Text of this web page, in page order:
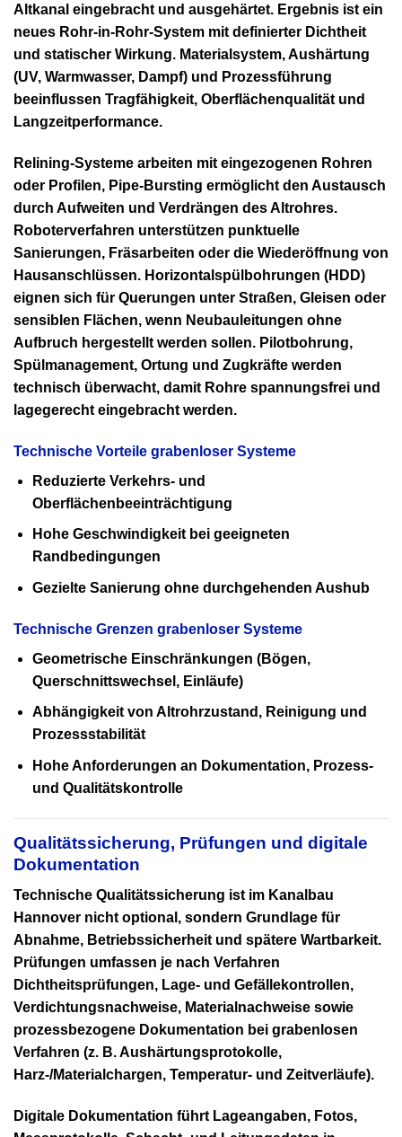
Altkanal eingebracht und ausgehärtet. Ergebnis ist ein
neues Rohr-in-Rohr-System mit definierter Dichtheit
und statischer Wirkung. Materialsystem, Aushärtung
(UV, Warmwasser, Dampf) und Prozessführung
beeinflussen Tragfähigkeit, Oberflächenqualität und
Langzeitperformance.
Relining-Systeme arbeiten mit eingezogenen Rohren
oder Profilen, Pipe-Bursting ermöglicht den Austausch
durch Aufweiten und Verdrängen des Altrohres.
Roboterverfahren unterstützen punktuelle
Sanierungen, Fräsarbeiten oder die Wiederöffnung von
Hausanschlüssen. Horizontalspülbohrungen (HDD)
eignen sich für Querungen unter Straßen, Gleisen oder
sensiblen Flächen, wenn Neubauleitungen ohne
Aufbruch hergestellt werden sollen. Pilotbohrung,
Spülmanagement, Ortung und Zugkräfte werden
technisch überwacht, damit Rohre spannungsfrei und
lagegerecht eingebracht werden.
Technische Vorteile grabenloser Systeme
Reduzierte Verkehrs- und
Oberflächenbeeinträchtigung
Hohe Geschwindigkeit bei geeigneten
Randbedingungen
Gezielte Sanierung ohne durchgehenden Aushub
Technische Grenzen grabenloser Systeme
Geometrische Einschränkungen (Bögen,
Querschnittswechsel, Einläufe)
Abhängigkeit von Altrohrzustand, Reinigung und
Prozessstabilität
Hohe Anforderungen an Dokumentation, Prozess-
und Qualitätskontrolle
Qualitätssicherung, Prüfungen und digitale
Dokumentation
Technische Qualitätssicherung ist im Kanalbau
Hannover nicht optional, sondern Grundlage für
Abnahme, Betriebssicherheit und spätere Wartbarkeit.
Prüfungen umfassen je nach Verfahren
Dichtheitsprüfungen, Lage- und Gefällekontrollen,
Verdichtungsnachweise, Materialnachweise sowie
prozessbezogene Dokumentation bei grabenlosen
Verfahren (z. B. Aushärtungsprotokolle,
Harz-/Materialchargen, Temperatur- und Zeitverläufe).
Digitale Dokumentation führt Lageangaben, Fotos,